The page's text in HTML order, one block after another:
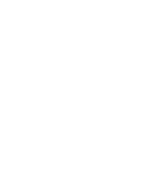
Black